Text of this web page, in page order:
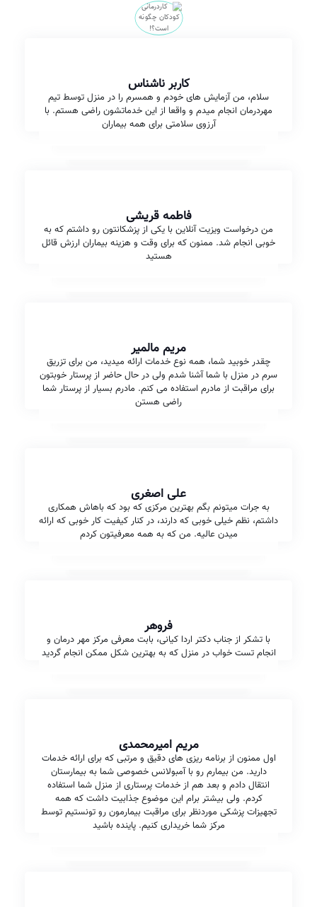
کاربر ناشناس
سلام، من آزمایش های خودم و همسرم را در منزل توسط تیم
مهردرمان انجام میدم و واقعا از این خدماتشون راضی هستم. با
آرزوی سلامتی برای همه بیماران
فاطمه قریشی
من درخواست ویزیت آنلاین با یکی از پزشکانتون رو داشتم که به
خوبی انجام شد. ممنون که برای وقت و هزینه بیماران ارزش قائل
هستید
مریم مالمیر
چقدر خوبید شما، همه نوع خدمات ارائه میدید، من برای تزریق
سرم در منزل با شما آشنا شدم ولی در حال حاضر از پرستار خوبتون
برای مراقبت از مادرم استفاده می کنم. مادرم بسیار از پرستار شما
راضی هستن
علی اصغری
به جرات میتونم بگم بهترین مرکزی که بود که باهاش همکاری
داشتم، نظم خیلی خوبی که دارند، در کنار کیفیت کار خوبی که ارائه
میدن عالیه. من که به همه معرفیتون کردم
فروهر
با تشکر از جناب دکتر اردا کیانی، بابت معرفی مرکز مهر درمان و
انجام تست خواب در منزل که به بهترین شکل ممکن انجام گردید
مریم امیرمحمدی
اول ممنون از برنامه ریزی های دقیق و مرتبی که برای ارائه خدمات
دارید. من بیمارم رو با آمبولانس خصوصی شما به بیمارستان
انتقال دادم و بعد هم از خدمات پرستاری از منزل شما استفاده
کردم. ولی بیشتر برام این موضوع جذابیت داشت که همه
تجهیزات پزشکی موردنظر برای مراقبت بیمارمون رو تونستیم توسط
مرکز شما خریداری کنیم. پاینده باشید